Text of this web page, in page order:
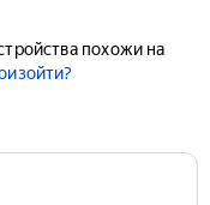
похожи на